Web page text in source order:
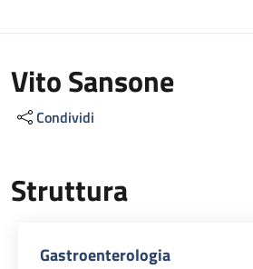
Vito Sansone
Condividi
Struttura
Gastroenterologia